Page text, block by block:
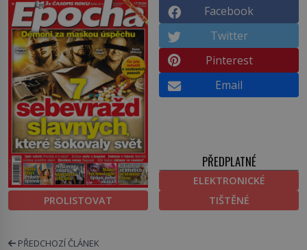
PROLISTOVAT
Facebook
Twitter
Pinterest
Email
PŘEDPLATNÉ
ELEKTRONICKÉ
TIŠTĚNÉ
PŘEDCHOZÍ ČLÁNEK